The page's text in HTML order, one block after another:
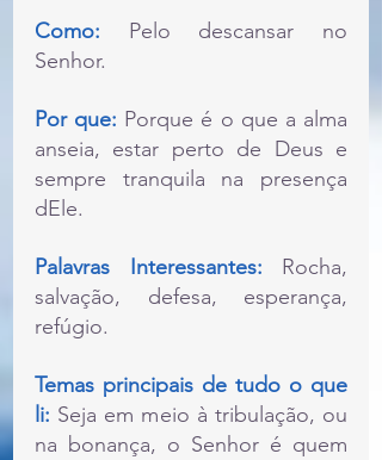
Como: Pelo descansar no
Senhor.
Por que: Porque é o que a alma
anseia, estar perto de Deus e
sempre tranquila na presença
dEle.
Palavras Interessantes: Rocha,
salvação, defesa, esperança,
refúgio.
Temas principais de tudo o que
li: Seja em meio à tribulação, ou
na bonança, o Senhor é quem